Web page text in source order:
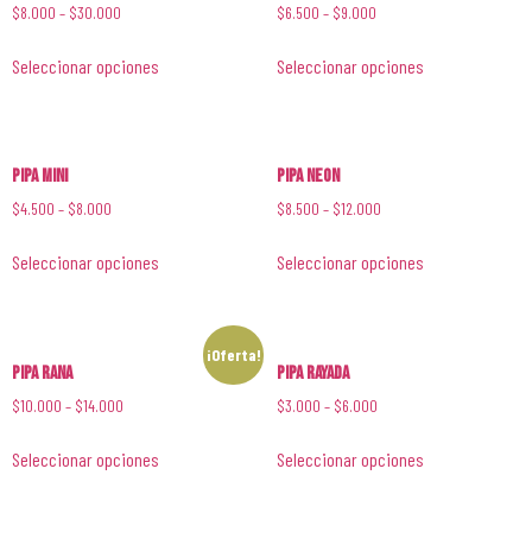
$8.000 – $30.000
Seleccionar opciones
$6.500 – $9.000
Seleccionar opciones
Pipa Mini
$4.500 – $8.000
Seleccionar opciones
Pipa Neon
$8.500 – $12.000
Seleccionar opciones
¡Oferta!
Pipa Rana
$10.000 – $14.000
Seleccionar opciones
Pipa Rayada
$3.000 – $6.000
Seleccionar opciones